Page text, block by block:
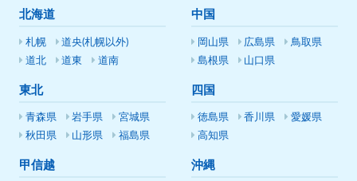
北海道
札幌
道央(札幌以外)
道北
道東 道南
東北
青森県 岩手県
宮城県
秋田県
山形県 福島県
甲信越
中国
岡山県 広島県
鳥取県
島根県
山口県
四国
徳島県 香川県
愛媛県
高知県
沖縄